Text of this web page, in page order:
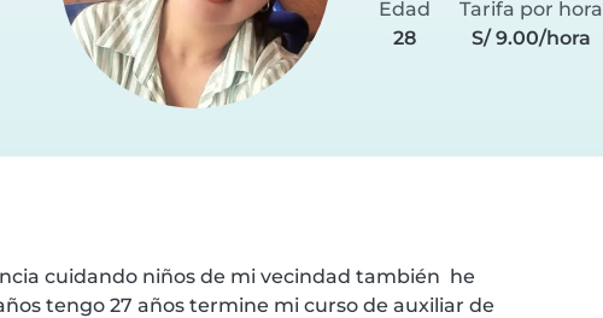
Edad
28
Tarifa por hora
S/ 9.00/hora
cuidando niños de mi vecindad también  he
tengo 27 años termine mi curso de auxiliar de